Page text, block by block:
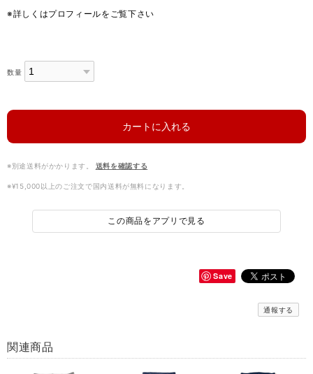
※詳しくはプロフィールをご覧下さい
数量
カートに入れる
※別途送料がかかります。 送料を確認する
※¥15,000以上のご注文で国内送料が無料になります。
この商品をアプリで見る
Save
通報する
関連商品